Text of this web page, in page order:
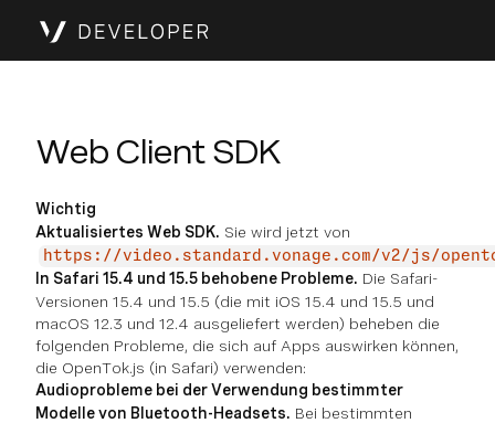
Web Client SDK
Wichtig
Aktualisiertes Web SDK. Sie wird jetzt von
https://video.standard.vonage.com/v2/js/
In Safari 15.4 und 15.5 behobene Probleme. Die Safari-
Versionen 15.4 und 15.5 (die mit iOS 15.4 und 15.5 und
macOS 12.3 und 12.4 ausgeliefert werden) beheben die
folgenden Probleme, die sich auf Apps auswirken können,
die OpenTok.js (in Safari) verwenden:
Audioprobleme bei der Verwendung bestimmter
Modelle von Bluetooth-Headsets. Bei bestimmten